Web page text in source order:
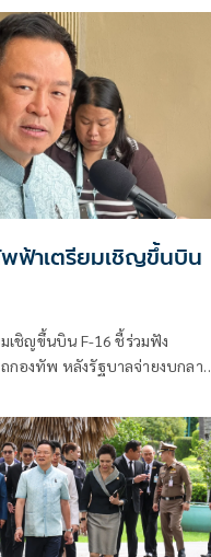
นโลยีอวกาศ
ฟ้าเตรียมเชิญขึ้นบิน
เชิญขึ้นบิน F-16 ชี้ร่วมฟัง
กองทัพ หลังรัฐบาลจ่ายงบกลาง